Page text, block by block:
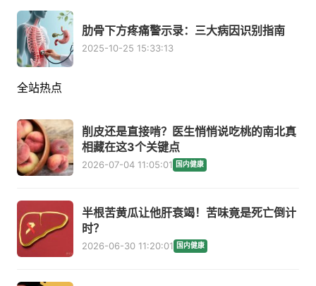
肋骨下方疼痛警示录：三大病因识别指南
2025-10-25 15:33:13
全站热点
削皮还是直接啃？医生悄悄说吃桃的南北真
相藏在这3个关键点
2026-07-04 11:05:01 国内健康
半根苦黄瓜让他肝衰竭！苦味竟是死亡倒计
时？
2026-06-30 11:20:01 国内健康